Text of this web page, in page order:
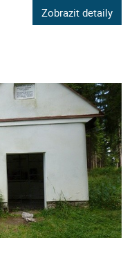
Zobrazit detaily